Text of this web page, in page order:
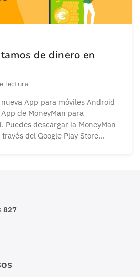
de dinero en
lectura
App para móviles Android
de MoneyMan para
del Google Play Store
puedes registrarte en modo
827